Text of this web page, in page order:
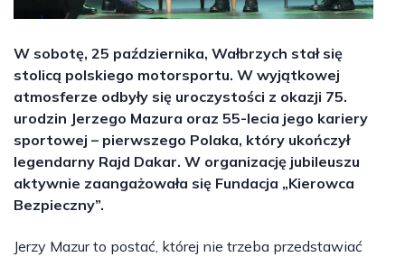
W sobotę, 25 października, Wałbrzych stał się
stolicą polskiego motorsportu. W wyjątkowej
atmosferze odbyły się uroczystości z okazji 75.
urodzin Jerzego Mazura oraz 55-lecia jego kariery
sportowej – pierwszego Polaka, który ukończył
legendarny Rajd Dakar. W organizację jubileuszu
aktywnie zaangażowała się Fundacja „Kierowca
Bezpieczny”.
Jerzy Mazur to postać, której nie trzeba przedstawiać